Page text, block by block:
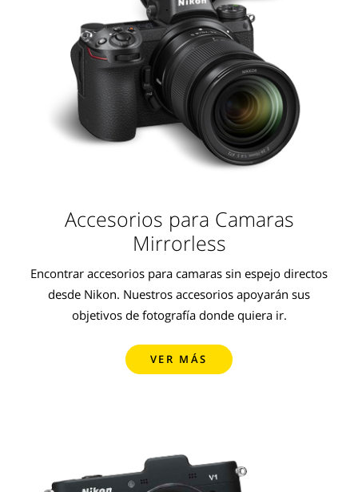
Accesorios para Camaras
Mirrorless
Encontrar accesorios para camaras sin espejo directos
desde Nikon. Nuestros accesorios apoyarán sus
objetivos de fotografía donde quiera ir.
VER MÁS